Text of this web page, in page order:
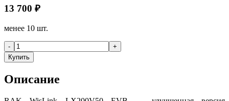
13 700 ₽
менее 10 шт.
-
+
Купить
Описание